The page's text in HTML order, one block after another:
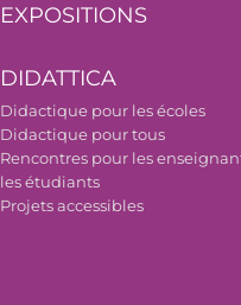
EXPOSITIONS
DIDATTICA
Didactique pour les écoles
Didactique pour tous
Rencontres pour les
les étudiants
Projets accessibles